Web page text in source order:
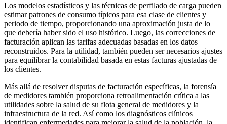
Los modelos estadísticos y las técnicas de perfilado de carga pueden
estimar patrones de consumo típicos para esa clase de clientes y
periodo de tiempo, proporcionando una aproximación justa de lo
que debería haber sido el uso histórico. Luego, las correcciones de
facturación aplican las tarifas adecuadas basadas en los datos
reconstruidos. Para la utilidad, también pueden ser necesarios ajustes
para equilibrar la contabilidad basada en estas facturas ajustadas de
los clientes.
Más allá de resolver disputas de facturación específicas, la forensía
de medidores también proporciona retroalimentación crítica a las
utilidades sobre la salud de su flota general de medidores y la
infraestructura de la red. Así como los diagnósticos clínicos